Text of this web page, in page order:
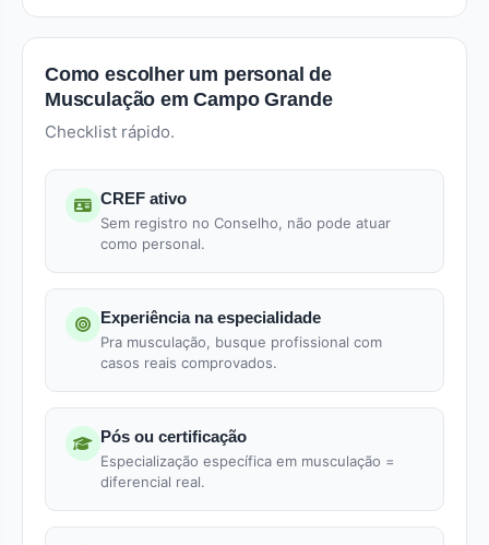
Como escolher um personal de
Musculação em Campo Grande
Checklist rápido.
CREF ativo
Sem registro no Conselho, não pode atuar
como personal.
Experiência na especialidade
Pra musculação, busque profissional com
casos reais comprovados.
Pós ou certificação
Especialização específica em musculação =
diferencial real.